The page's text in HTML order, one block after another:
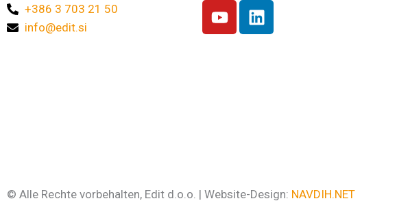
+386 3 703 21 50
info@edit.si
Y
o
L
i
© Alle Rechte vorbehalten, Edit d.o.o. | Website-Design: NAVDIH.NET